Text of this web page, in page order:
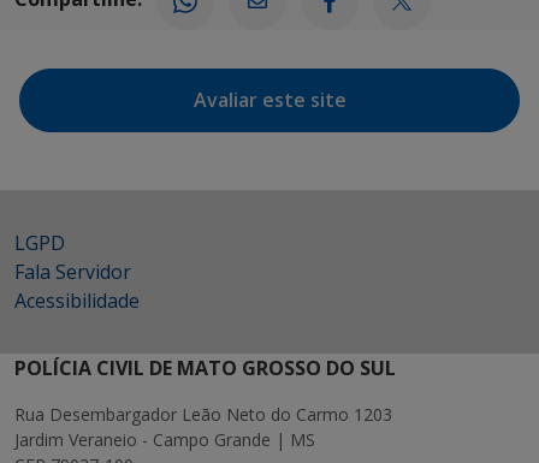
Avaliar este site
LGPD
Fala Servidor
Acessibilidade
POLÍCIA CIVIL DE MATO GROSSO DO SUL
Rua Desembargador Leão Neto do Carmo 1203
Jardim Veraneio - Campo Grande | MS